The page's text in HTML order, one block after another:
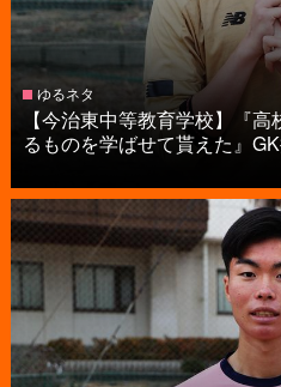
ゆるネタ
【今治東中等教育学校】『
るものを学ばせて貰えた』